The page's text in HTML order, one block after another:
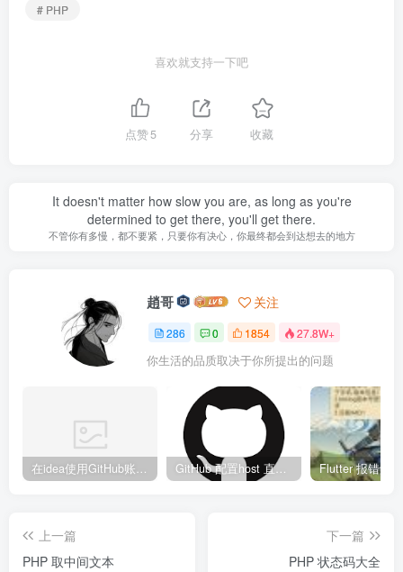
# PHP
喜欢就支持一下吧
点赞5 分享 收藏
It doesn't matter how slow you are, as long as you're
determined to get there, you'll get there.
不管你有多慢，都不要紧，只要你有决心，你最终都会到达想去的地方
趙哥 关注
286 0 1854 27.8W+
你生活的品质取决于你所提出的问题
在idea使用GitHub账号、Copilot异常 GitHub 配置host 直接裸连
上一篇
PHP 取中间文本
下一篇
PHP 状态码大全